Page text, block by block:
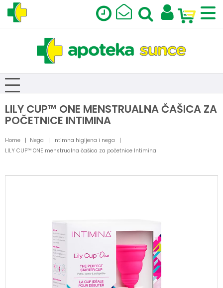
LILY CUP™ ONE MENSTRUALNA ČAŠICA ZA
POČETNICE INTIMINA
Home Nega
Intimna higijena i nega
LILY CUP™ ONE menstrualna čašica za početnice Intimina